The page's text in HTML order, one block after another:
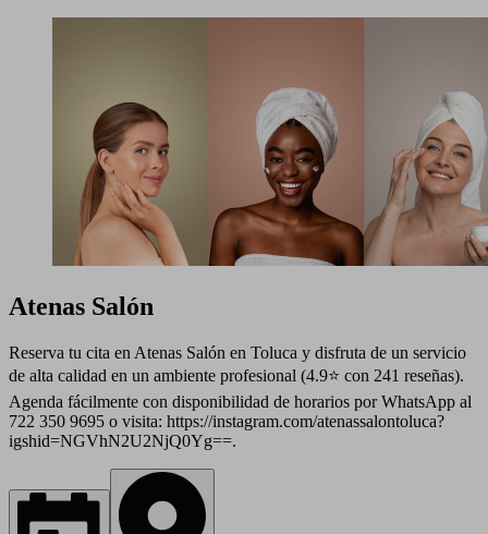
Atenas Salón
Reserva tu cita en Atenas Salón en Toluca y disfruta de un servicio
de alta calidad en un ambiente profesional (4.9⭐ con 241 reseñas).
Agenda fácilmente con disponibilidad de horarios por WhatsApp al
722 350 9695 o visita: https://instagram.com/atenassalontoluca?
igshid=NGVhN2U2NjQ0Yg==.